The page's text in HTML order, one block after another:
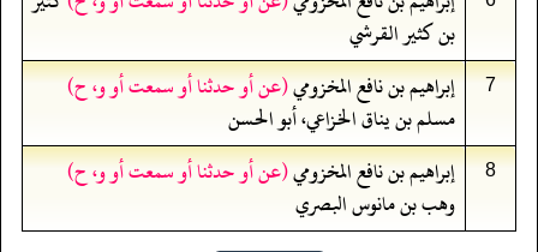
بن كثير القرشي
7 إبراهيم بن نافع المخزومي(عن أو حدثنا أو سمعت أو و، ح)
مسلم بن يناق الخزاعي، أبو الحسن
8 إبراهيم بن نافع المخزومي(عن أو حدثنا أو سمعت أو و، ح)
وهب بن مانوس البصري